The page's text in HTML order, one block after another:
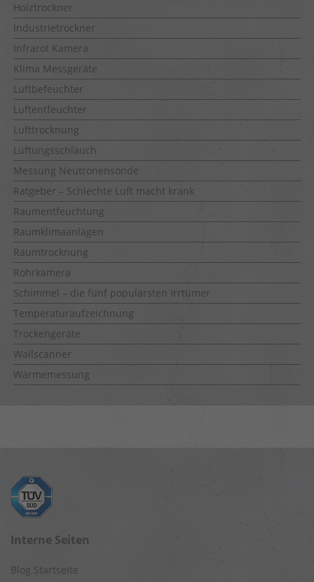
Holztrockner
Industrietrockner
Infrarot Kamera
Klima Messgeräte
Luftbefeuchter
Luftentfeuchter
Lufttrocknung
Lüftungsschlauch
Messung Neutronensonde
Ratgeber – Schlechte Luft macht krank
Raumentfeuchtung
Raumklimaanlagen
Raumtrocknung
Rohrkamera
Schimmel – die fünf populärsten Irrtümer
Temperaturaufzeichnung
Trockengeräte
Wallscanner
Wärmemessung
Interne Seiten
Blog Startseite